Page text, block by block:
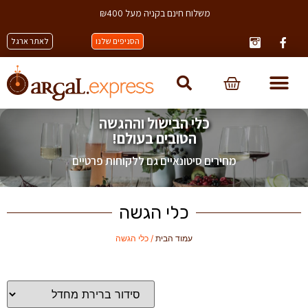
משלוח חינם בקניה מעל ₪400
הסניפים שלנו לאתר ארגל
כלי הבישול וההגשה
הטובים בעולם!
מחירים סיטונאיים גם ללקוחות פרטיים
כלי הגשה
עמוד הבית / כלי הגשה